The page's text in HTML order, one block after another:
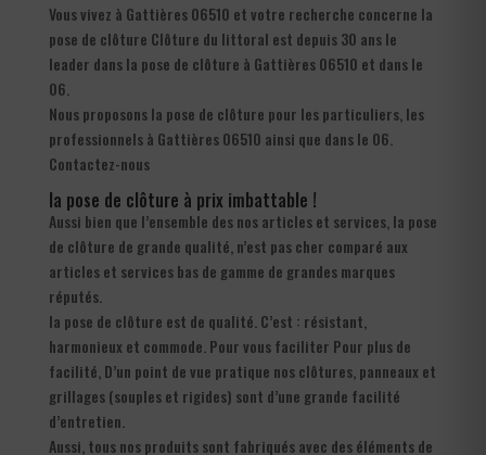
Vous vivez à Gattières 06510 et votre recherche concerne la
pose de clôture Clôture du littoral est depuis 30 ans le
leader dans la pose de clôture à Gattières 06510 et dans le
06.
Nous proposons la pose de clôture pour les particuliers, les
professionnels à Gattières 06510 ainsi que dans le 06.
Contactez-nous
la pose de clôture à prix imbattable !
Aussi bien que l’ensemble des nos articles et services, la pose
de clôture de grande qualité, n’est pas cher comparé aux
articles et services bas de gamme de grandes marques
réputés.
la pose de clôture est de qualité. C’est : résistant,
harmonieux et commode. Pour vous faciliter Pour plus de
facilité, D’un point de vue pratique nos clôtures, panneaux et
grillages (souples et rigides) sont d’une grande facilité
d’entretien.
Aussi, tous nos produits sont fabriqués avec des éléments de